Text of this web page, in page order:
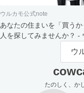
ウルカモ公式note
あなたの住まいを「買うか
人を探してみませんか？ -
ウ
たのしく、か